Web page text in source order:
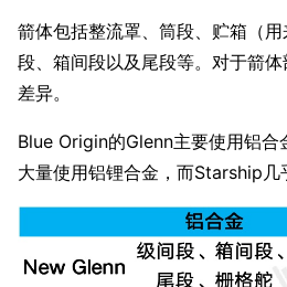
箭体包括整流罩、筒段、贮箱（
段、箱间段以及尾段等。对于箭
差异。
Blue Origin的Glenn主要使用铝
大量使用铝锂合金，而Starship几